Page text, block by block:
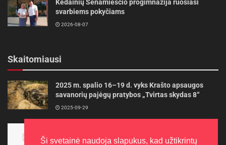
Kėdainių Senamiesčio progimnazija ruošiasi
svarbiems pokyčiams
2026-08-07
Skaitomiausi
2025 m. spalio 16–19 d. vyks Krašto apsaugos
savanorių pajėgų pratybos „Tvirtas skydas 8“
2025-09-29
aukso
Ši svetainė naudoja slapukus, kad užtikrintų